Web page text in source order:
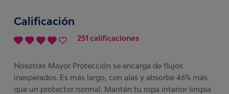
Calificación
251 calificaciones
Nosotras Mayor Protección se encarga de flujos
inesperados. Es más largo, con alas y absorbe 46% más
que un protector normal. Mantén tu ropa interior limpia